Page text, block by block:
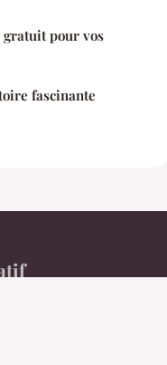
pour vos
fascinante